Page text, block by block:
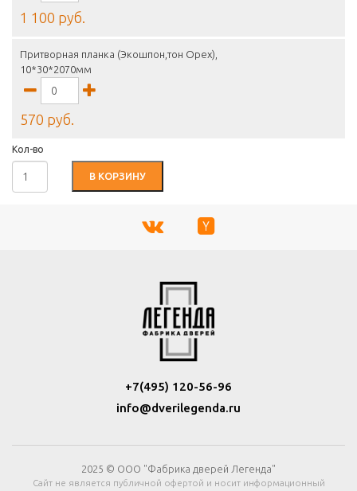
1 100 руб.
Притворная планка (Экошпон,тон Орех),
10*30*2070мм
570 руб.
Кол-во
В КОРЗИНУ
+7(495) 120-56-96
info@dverilegenda.ru
2025 © ООО "Фабрика дверей Легенда"
Сайт не является публичной офертой и носит информационный